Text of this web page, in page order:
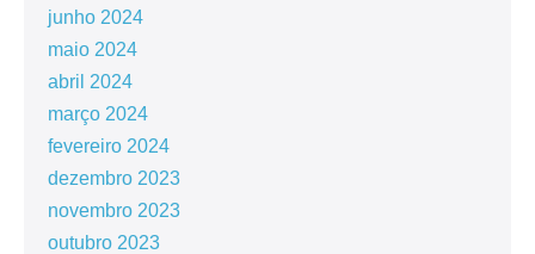
junho 2024
maio 2024
abril 2024
março 2024
fevereiro 2024
dezembro 2023
novembro 2023
outubro 2023